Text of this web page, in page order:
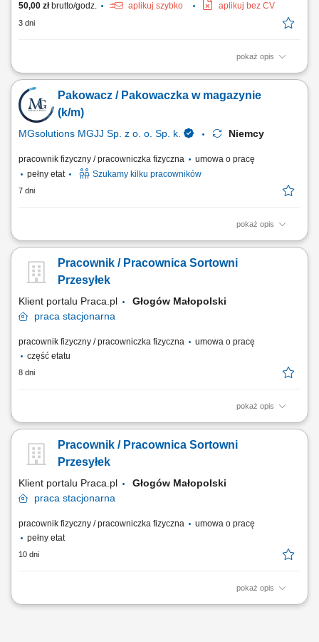
50,00 złbrutto/godz. aplikuj szybko aplikuj bez CV
3 dni
pokaż opis
Zadania: Kompletowanie zamówień zgodnie z wytycznymi. Pakowanie
odzieży i przygotowywanie przesyłek do wysyłki. Obsługa skanera
magazynowego. Utrzymywanie porządku na stanowisku pracy.
Wymagania: Gotowość do pracy zmianowej 5/2 (pon-ndz) 6-16:45, 18-
4:45 (45min przerwy) Gotowość do pracy...
Pakowacz / Pakowaczka w magazynie
(k/m)
MGsolutions MGJJ Sp. z o. o. Sp. k. Niemcy
pracownik fizyczny / pracowniczka fizyczna
umowa o pracę
pełny etat
Szukamy kilku pracowników
7 dni
pokaż opis
Opis stanowiska Pakowanie i układanie towaru - magazyn z częściami i
pomocnicze;Pracownik / Pracownica Sortowni
Przesyłek
Klient portalu Praca.pl
Głogów Małopolski
praca stacjonarna
pracownik fizyczny / pracowniczka fizyczna
umowa o pracę
część etatu
8 dni
pokaż opis
Obsługa procesów magazynowych związanych z przesyłkami listowymi.
Załadunek i rozładunek przesyłek. Zabezpieczanie przesyłek oraz
dbanie o ich właściwy stan podczas obsługi. Przestrzeganie procedur
Pracownik / Pracownica Sortowni
Przesyłek
Klient portalu Praca.pl
Głogów Małopolski
praca stacjonarna
pracownik fizyczny / pracowniczka fizyczna
umowa o pracę
pełny etat
10 dni
pokaż opis
Obsługa procesów magazynowych związanych z przesyłkami listowymi.